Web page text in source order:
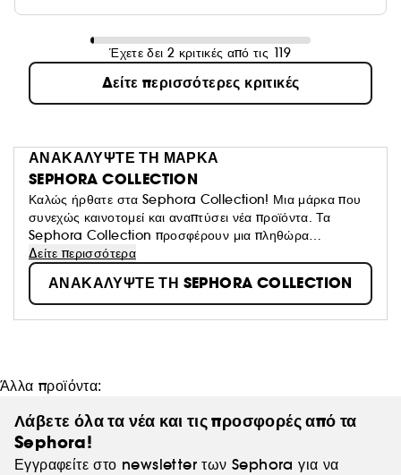
Έχετε δει 2 κριτικές από τις 119
Δείτε περισσότερες κριτικές
ΑΝΑΚΑΛΥΨΤΕ ΤΗ ΜΑΡΚΑ
SEPHORA COLLECTION
Καλώς ήρθατε στα Sephora Collection! Μια μάρκα που
συνεχώς καινοτομεί και αναπτύσει νέα προϊόντα. Τα
Sephora Collection προσφέρουν μια πληθώρα
συναρπαστικών προϊόντων, υφών και χρωμάτων και σας
προσκαλούν να φτιάξτε το δικό σας look ανάλογα με τη
διάθεσή σας.
Δείτε περισσότερα
ΑΝΑΚΑΛΥΨΤΕ ΤΗ SEPHORA COLLECTION
Άλλα προϊόντα:
Λάβετε όλα τα νέα και τις προσφορές από τα
Sephora!
Εγγραφείτε στο newsletter των Sephora για να